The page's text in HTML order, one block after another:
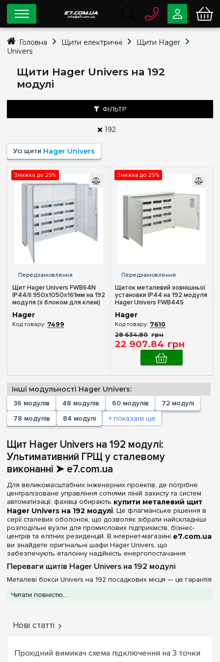
Щити Hager Univers на 192
модулі
ФІЛЬТР
Зовнішній(2)
Кількість модулів
(+3)
48(+4)
60 (+3)
72
84(+3)
96(+2)
104
108(+2)
144(+6)
156(+2)
168(+2)
180(+3)
192
216(+1)
252(+2)
288(+1)
336(+1)
Комплектація клемами PE+N
Матеріал корпусу
Метал(2)
Непрозора(2)
Univers(2)
Колір корпусу
Білий(2)
Ступінь захисту IP
IP44(2)
Непрозора
Ширина, мм
192
Усі щити Hager Univers
Знижка до 25%
Щит Hager Univers FWB64N
IP44/II 950х1050x161мм на 192
модуля (з блоком для клем)
Hager
7499
Знижка до 25%
Щиток металевий зовнішньої
установки IP44 на 192 модуля
Hager Univers FWB44S
Hager
7610
28 634.80 грн
22 907.84 грн
Інші модульності Hager Univers:
36 модулів 48 модулів 60 модулів
72 модулі
78 модулів
84 модулі + показати ще
Щит Hager Univers на 192 модулі:
Ультимативний ГРЩ у сталевому
виконанні ➤ e7.com.ua
Для великомасштабних інженерних проектів, де потрібне
централізоване управління сотнями ліній захисту та систем
автоматизації, фахівці обирають купити металевий щит
Hager Univers на 192 модулі. Це флагманське рішення в
серії сталевих оболонок, що дозволяє зібрати найскладніші
розподільні вузли для промислових підприємств, бізнес-
центрів та елітних резиденцій. В інтернет-магазині e7.com.ua
ви знайдете оригінальні шафи Hager Univers, що
забезпечують еталонну надійність енергопостачання.
Переваги щитів Hager Univers на 192 модулі
Металеві бокси Univers на 192 посадкових місця — це гарантія
технічних зонах, паркінгах та виробничих приміщеннях.
витримує вагу масивної збірки зі 192 модулів, не
допускаючи деформацій.
Читати повністю...
Нові статті
Прохідний вимикач схема підключення на 3 точки
0 80033-63-07
Безкоштовно
044334-79-78
Головна Щити електричні
Щити Hager
Univers